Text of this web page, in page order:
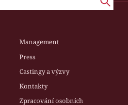
Management
Press
Castingy a výzvy
Kontakty
Zpracování osobních